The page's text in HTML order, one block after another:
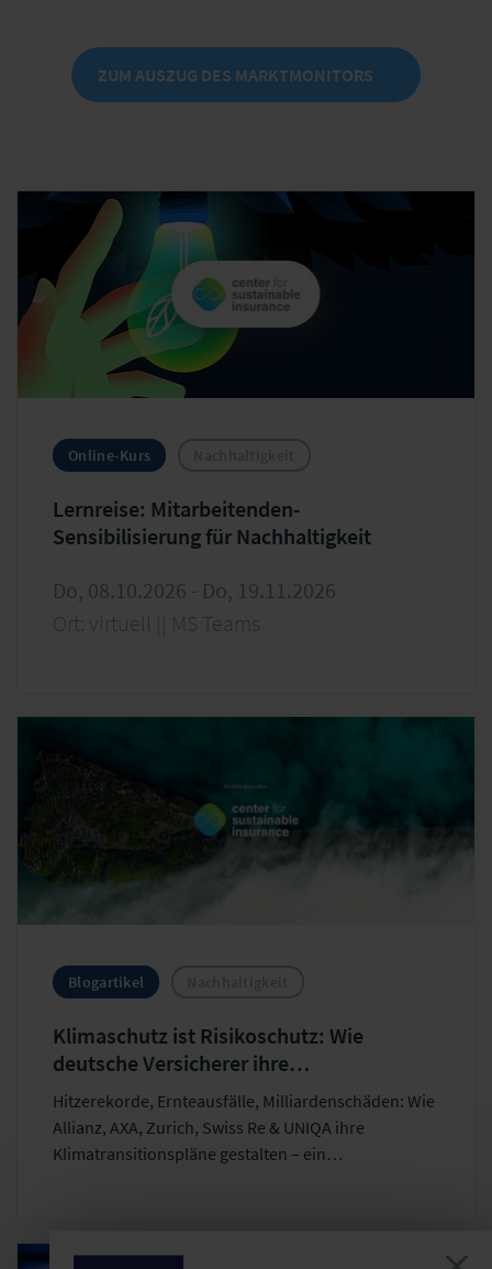
ZUM AUSZUG DES MARKTMONITORS
Online-Kurs
Lernreise: Mitarbeitenden-
Sensibilisierung für Nachhaltigkeit
Do, 08.10.2026 - Do, 19.11.2026
Ort: virtuell || MS Teams
Blogartikel
Klimaschutz ist Risikoschutz: Wie
deutsche Versicherer ihre
Klimatransitionspläne gestalten
Hitzerekorde, Ernteausfälle, Milliardenschäden: Wie
Allianz, AXA, Zurich, Swiss Re & UNIQA ihre
Klimatransitionspläne gestalten – ein